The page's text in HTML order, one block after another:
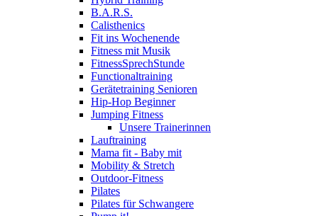
B.A.R.S.
Calisthenics
Fit ins Wochenende
Fitness mit Musik
FitnessSprechStunde
Functionaltraining
Gerätetraining Senioren
Hip-Hop Beginner
Jumping Fitness
Unsere Trainerinnen
Lauftraining
Mama fit - Baby mit
Mobility & Stretch
Outdoor-Fitness
Pilates
Pilates für Schwangere